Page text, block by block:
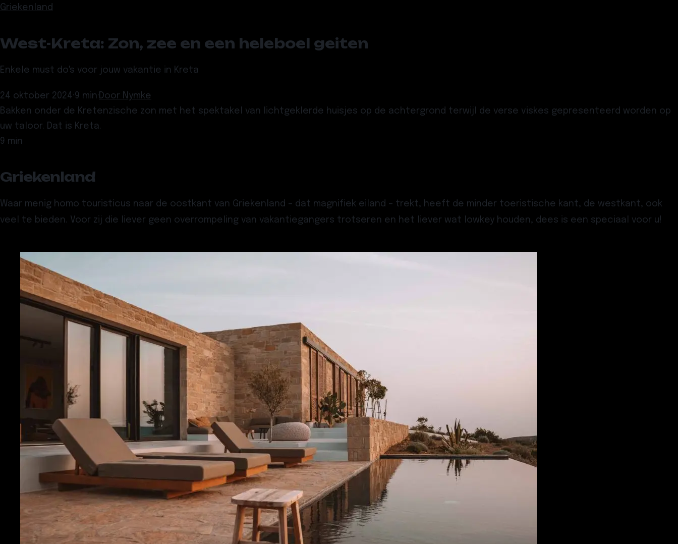
Griekenland
West-Kreta: Zon, zee en een heleboel geiten
Enkele must do's voor jouw vakantie in Kreta
24 oktober 2024·9 min· Door Nymke
Bakken onder de Kretenzische zon met het spektakel van lichtgeklerde huisjes op de achtergrond terwijl de verse viskes gepresenteerd worden op
uw taloor. Dat is Kreta.
9 min
Griekenland
Waar menig homo touristicus naar de oostkant van Griekenland – dat magnifiek eiland – trekt, heeft de minder toeristische kant, de westkant, ook
veel te bieden. Voor zij die liever geen overrompeling van vakantiegangers trotseren en het liever wat lowkey houden, dees is een speciaal voor u!